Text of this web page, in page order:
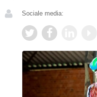
Sociale media: